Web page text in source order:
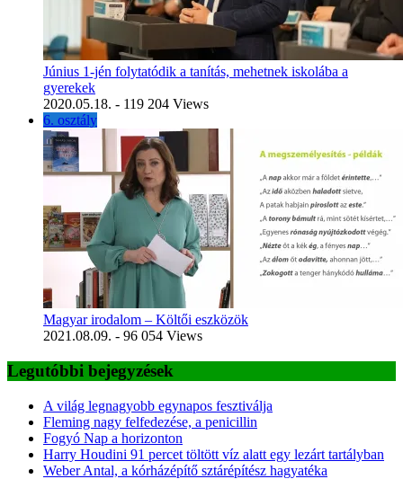
Június 1-jén folytatódik a tanítás, mehetnek iskolába a
gyerekek
2020.05.18. - 119 204 Views
6. osztály
Magyar irodalom – Költői eszközök
2021.08.09. - 96 054 Views
Legutóbbi bejegyzések
A világ legnagyobb egynapos fesztiválja
Fleming nagy felfedezése, a penicillin
Fogyó Nap a horizonton
Harry Houdini 91 percet töltött víz alatt egy lezárt tartályban
Weber Antal, a kórházépítő sztárépítész hagyatéka